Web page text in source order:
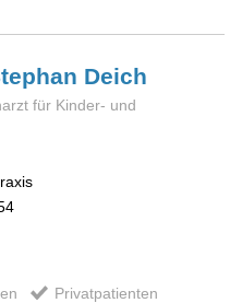
Deich
für Kinder- und
Privatpatienten